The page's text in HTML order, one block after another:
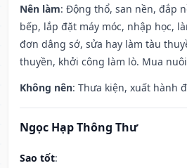
Nên làm: Động thổ, san nền, đắp
bếp, lắp đặt máy móc, nhập học,
đơn dâng sớ, sửa hay làm tàu
thuyền, khởi công làm lò. Mua
Không nên: Thưa kiện, xuất hành
Ngọc Hạp Thông Thư
Sao tốt: